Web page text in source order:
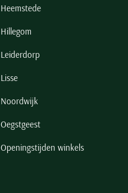
Heemstede
Hillegom
Leiderdorp
Lisse
Noordwijk
Oegstgeest
Openingstijden winkels